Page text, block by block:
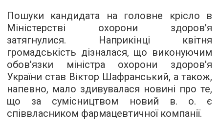
Пошуки кандидата на головне крісло в
Міністерстві охорони здоров'я
затягнулися. Наприкінці квітня
громадськість дізналася, що виконуючим
обов'язки міністра охорони здоров'я
України став Віктор Шафранський, а також,
напевно, мало здивувалася новині про те,
що за сумісництвом новий в. о. є
співвласником фармацевтичної компанії.